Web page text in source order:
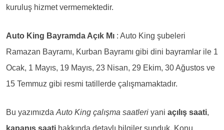
kuruluş hizmet vermemektedir.
Auto King Bayramda Açık Mı : Auto King şubeleri
Ramazan Bayramı, Kurban Bayramı gibi dini bayramlar ile 1
Ocak, 1 Mayıs, 19 Mayıs, 23 Nisan, 29 Ekim, 30 Ağustos ve
15 Temmuz gibi resmi tatillerde çalışmamaktadır.
Bu yazımızda Auto King çalışma saatleri yani açılış saati,
kapanış saati hakkında detaylı bilgiler sunduk. Konu